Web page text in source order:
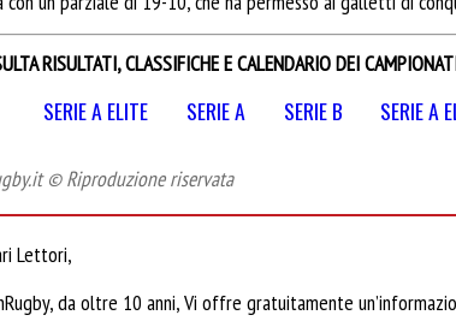
RISULTATI, CLASSIFICHE E CALENDARIO DEI
SERIE A ELITE SERIE A SERIE B SERIE A
© Riproduzione riservata
Lettori,
da oltre 10 anni, Vi offre gratuitamente